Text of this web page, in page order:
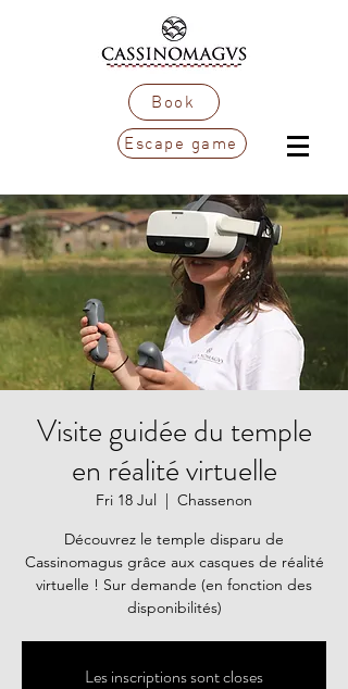
Book
Escape game
Visite guidée du temple
en réalité virtuelle
Fri 18 Jul
  |
Chassenon
Découvrez le temple disparu de
Cassinomagus grâce aux casques de réalité
virtuelle ! Sur demande (en fonction des
disponibilités)
Les inscriptions sont closes